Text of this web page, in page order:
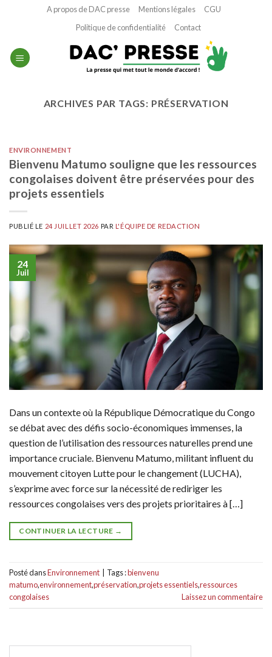
A propos de DAC presse Mentions légales
CGU
Politique de confidentialité
Contact
ARCHIVES PAR TAGS: PRÉSERVATION
ENVIRONNEMENT
Bienvenu Matumo souligne que les ressources
congolaises doivent être préservées pour des
projets essentiels
PUBLIÉ LE 24 JUILLET 2026 PAR L'ÉQUIPE DE REDACTION
24
Juil
Dans un contexte où la République Démocratique du Congo
se débat avec des défis socio-économiques immenses, la
question de l’utilisation des ressources naturelles prend une
importance cruciale. Bienvenu Matumo, militant influent du
mouvement citoyen Lutte pour le changement (LUCHA),
s’exprime avec force sur la nécessité de rediriger les
ressources congolaises vers des projets prioritaires à […]
CONTINUER LA LECTURE →
Posté dansEnvironnement Tags :bienvenu
matumo,environnement,préservation,projets essentiels,ressources
congolaises
Laissez un commentaire